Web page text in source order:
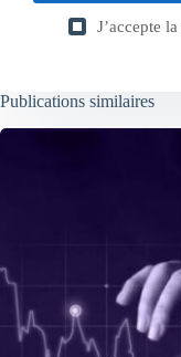
J’accepte la
Publications similaires